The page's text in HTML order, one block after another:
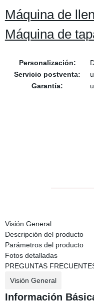
Máquina de
Máquina de
Personalización:
Servicio postventa:
Garantía:
Visión General
Descripción del producto
Parámetros del producto
Fotos detalladas
PREGUNTAS
Visión General
Información